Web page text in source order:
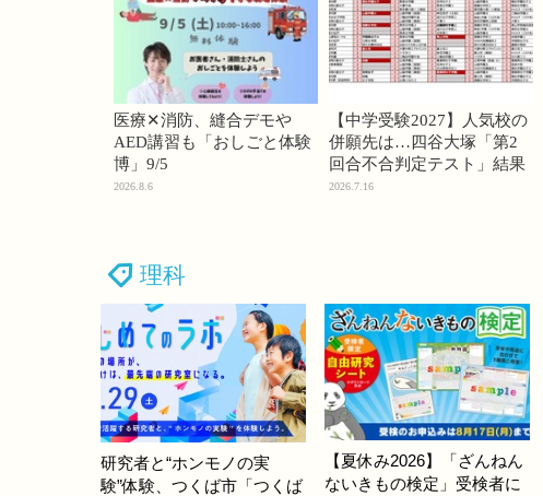
医療✕消防、縫合デモや
AED講習も「おしごと体験
博」9/5
2026.8.6
【中学受験2027】人気校の
併願先は…四谷大塚「第2
回合不合判定テスト」結果
2026.7.16
理科
研究者と“ホンモノの実
験”体験、つくば市「つくば
【夏休み2026】「ざんねん
ないきもの検定」受検者に